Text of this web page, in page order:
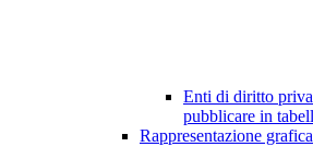
Enti di diritto
pubblicare in
Rappresentazione grafica